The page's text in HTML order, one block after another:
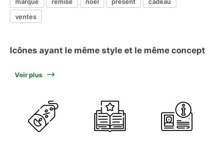
ventes
Icônes ayant le même style et le même concept
Voir plus